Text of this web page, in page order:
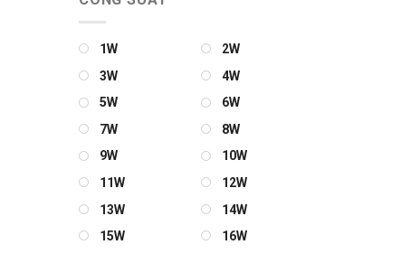
1W
2W
3W
4W
5W
6W
7W
8W
9W
10W
11W
12W
13W
14W
15W
16W